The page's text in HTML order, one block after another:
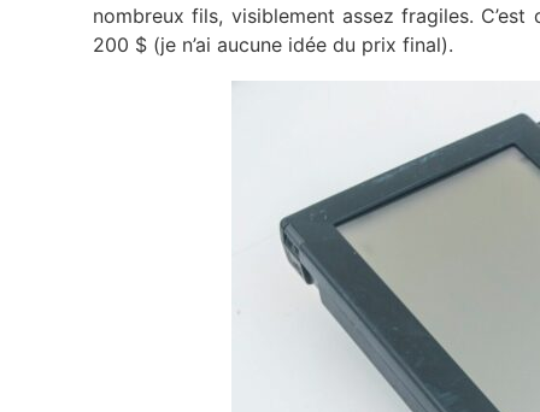
nombreux fils, visiblement assez fragiles.
200 $ (je n’ai aucune idée du prix final).